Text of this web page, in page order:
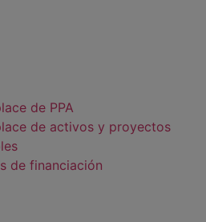
de PPA
de activos y proyectos
de financiación